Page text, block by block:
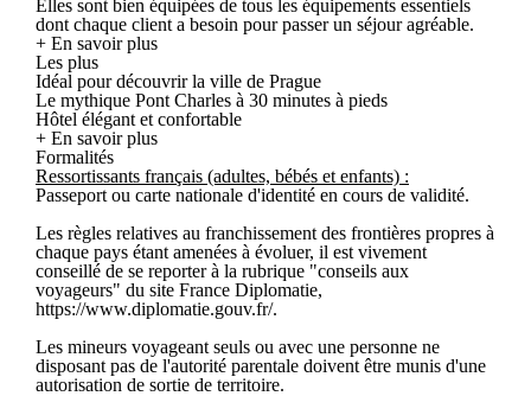
Elles sont bien équipées de tous les équipements essentiels
dont chaque client a besoin pour passer un séjour agréable.
+ En savoir plus
Les plus
Idéal pour découvrir la ville de Prague
Le mythique Pont Charles à 30 minutes à pieds
Hôtel élégant et confortable
+ En savoir plus
Formalités
Ressortissants français (adultes, bébés et enfants) :
Passeport ou carte nationale d'identité en cours de validité.
Les règles relatives au franchissement des frontières propres à
chaque pays étant amenées à évoluer, il est vivement
conseillé de se reporter à la rubrique "conseils aux
voyageurs" du site France Diplomatie,
https://www.diplomatie.gouv.fr/.
Les mineurs voyageant seuls ou avec une personne ne
disposant pas de l'autorité parentale doivent être munis d'une
autorisation de sortie de territoire.